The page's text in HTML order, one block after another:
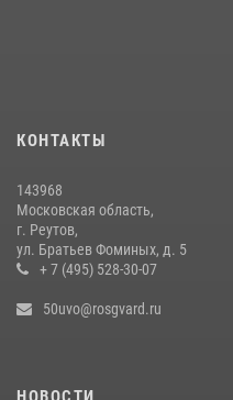
14 июля 2026, 14:41
КОНТАКТЫ
143968
Московская область,
г. Реутов,
ул. Братьев Фоминых, д. 5
+ 7 (495) 528-30-07
50uvo@rosgvard.ru